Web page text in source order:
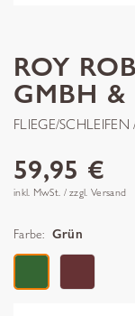
ROY
GMBH &
FLIEGE/
59,95 €
inkl. MwSt. / zzgl. Versand
Farbe: Grün